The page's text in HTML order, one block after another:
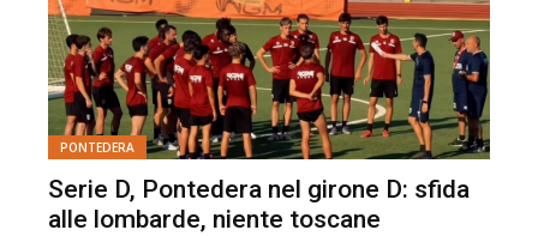
PONTEDERA
Serie D, Pontedera nel girone D: sfida
alle lombarde, niente toscane